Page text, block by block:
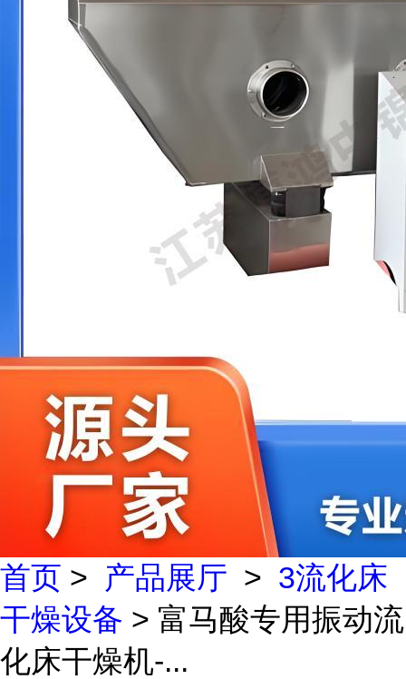
首页 > 产品展厅 > 3流化床
干燥设备 > 富马酸专用振动流
化床干燥机-...